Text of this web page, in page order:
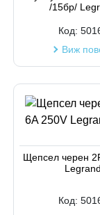
Код на артикул
/15бр/
Код:
Виж
Щепсел черен
Legrand
Код: